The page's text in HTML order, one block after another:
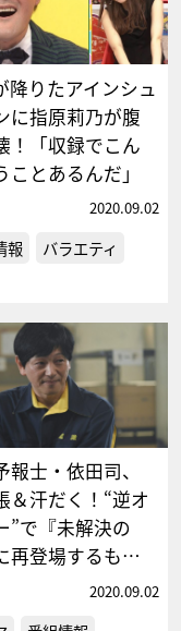
降りたアインシュ
に指原莉乃が腹
！「収録でこん
ことあるんだ」
2020.09.02
報 バラエティ
報士・依田司、
＆汗だく！“逆オ
”で『未解決の
再登場するも…
2020.09.02